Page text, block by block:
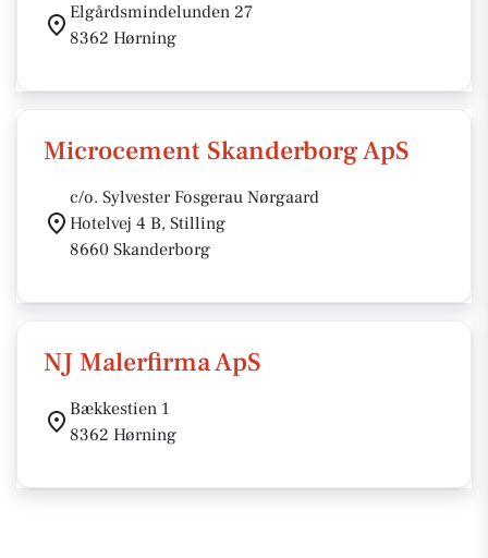
Elgårdsmindelunden 27
8362 Hørning
Microcement Skanderborg ApS
c/o. Sylvester Fosgerau Nørgaard
Hotelvej 4 B, Stilling
8660 Skanderborg
NJ Malerfirma ApS
Bækkestien 1
8362 Hørning